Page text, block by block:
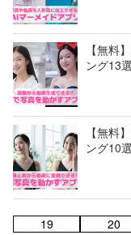
【無料
ング13選
【無料
ング10選
19 20